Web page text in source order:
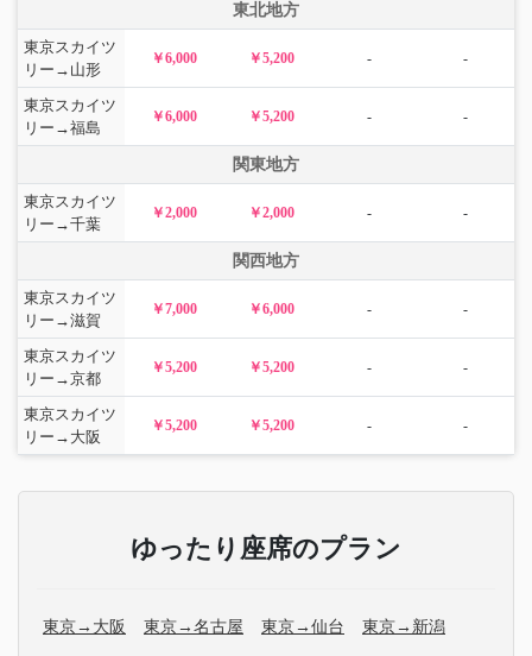
東北地方
東京スカイツ
リー→山形
￥6,000 ￥5,200 - -
東京スカイツ
リー→福島
￥6,000 ￥5,200 - -
関東地方
東京スカイツ
リー→千葉
￥2,000 ￥2,000 - -
関西地方
東京スカイツ
リー→滋賀
￥7,000 ￥6,000 - -
東京スカイツ
リー→京都
￥5,200 ￥5,200 - -
東京スカイツ
リー→大阪
￥5,200 ￥5,200 - -
ゆったり座席のプラン
東京→大阪 東京→名古屋 東京→仙台 東京→新潟